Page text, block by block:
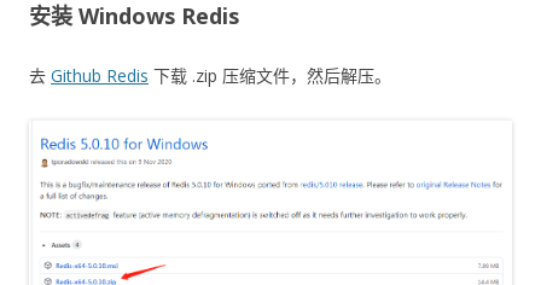
安装 Windows Redis
去 Github Redis 下载 .zip 压缩文件，然后解压。